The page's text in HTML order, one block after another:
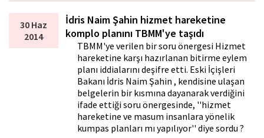
30 Haz
2014
İdris Naim Şahin hizmet hareketine
komplo planını TBMM'ye taşıdı
TBMM'ye verilen bir soru önergesi Hizmet
hareketine karşı hazırlanan bitirme eylem
planı iddialarını deşifre etti. Eski İçişleri
Bakanı İdris Naim Şahin , kendisine ulaşan
belgelerin bir kısmına dayanarak verdiğini
ifade ettiği soru önergesinde, ''hizmet
hareketine ve masum insanlara yönelik
kumpas planları mı yapılıyor'' diye sordu ?